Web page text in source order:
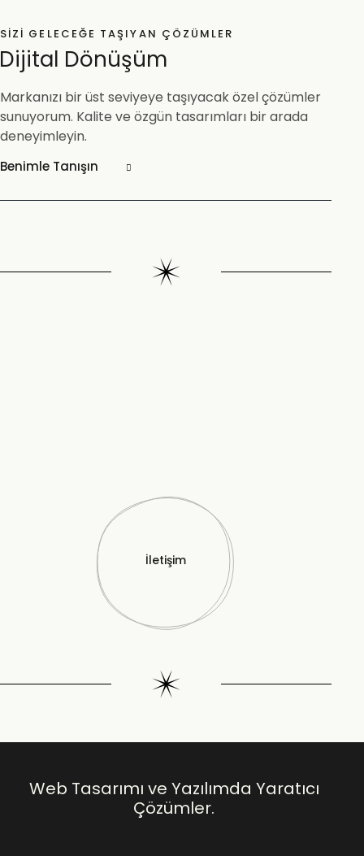
SIZI GELECEĞE TAŞIYAN ÇÖZÜMLER
Dijital Dönüşüm
Markanızı bir üst seviyeye taşıyacak özel çözümler
sunuyorum. Kalite ve özgün tasarımları bir arada
deneyimleyin.
Benimle Tanışın
İletişim
Web Tasarımı ve Yazılımda Yaratıcı
Çözümler.